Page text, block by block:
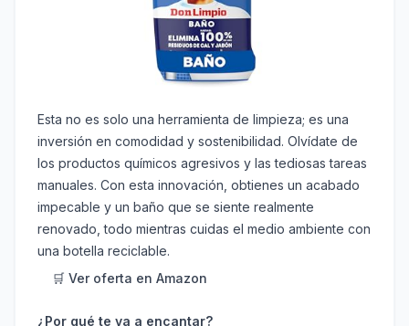
Esta no es solo una herramienta de limpieza; es una
inversión en comodidad y sostenibilidad. Olvídate de
los productos químicos agresivos y las tediosas tareas
manuales. Con esta innovación, obtienes un acabado
impecable y un baño que se siente realmente
renovado, todo mientras cuidas el medio ambiente con
una botella reciclable.
🛒 Ver oferta en Amazon
¿Por qué te va a encantar?